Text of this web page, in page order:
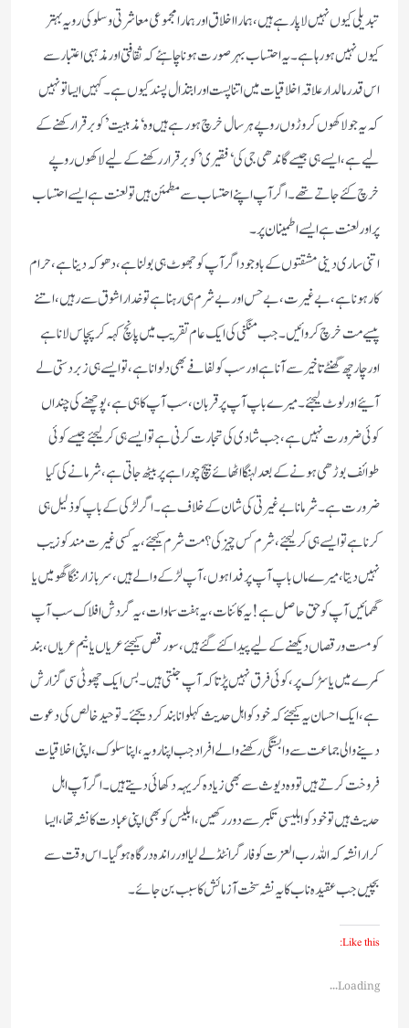
تبدیلی کیوں نہیں لا پارہے ہیں، ہمارا اخلاق اور ہمارا مجموعی معاشرتی و سلوکی رویہ بہتر
کیوں نہیں ہو رہا ہے۔ یہ احتساب بہر صورت ہونا چاہئے کہ ثقافتی اور مذہبی اعتبار سے
اس قدر مالدار علاقہ اخلاقیات میں اتنا پست اور ابتذال پسند کیوں ہے۔کہیں ایسا تو نہیں
کہ یہ جو لاکھوں کروڑوں روپے ہر سال خرچ ہو رہے ہیں وہ ‘مذہبیت’ کو برقرا رکھنے کے
لیے ہے، ایسے ہی جیسے گاندھی جی کی ‘فقیری’ کو برقرار رکھنے کے لیے لاکھوں روپے
خرچ کئے جاتے تھے۔ اگر آپ اپنے احتساب سے مطمئن ہیں تو لعنت ہے ایسے احتساب
پر اور لعنت ہے ایسے اطمینان پر۔
اتنی ساری دینی مشقتوں کے باوجود اگر آپ کو جھوٹ ہی بولنا ہے، دھوکہ دینا ہے، حرام
کار ہونا ہے، بے غیرت، بے حس اور بے شرم ہی رہنا ہے تو خدا را شوق سے رہیں، اتنے
پیسے مت خرچ کروائیں۔ جب منگنی کی ایک عام تقریب میں پانچ کہہ کر پچاس لانا ہے
اور چار چھ گھنٹے تاخیر سے آنا ہے اور سب کو لفافے بھی دلوانا ہے، تو ایسے ہی زبردستی لے
آئیے اور لوٹ لیجئے۔ میرے باپ آپ پر قربان، سب آپ کا ہی ہے، پوچھنے کی چنداں
کوئی ضرورت نہیں ہے، جب شادی کی تجارت کرنی ہے تو ایسے ہی کر لیجئے جیسے کوئی
طوائف بوڑھی ہونے کے بعد لہنگا اٹھائے بیچ چوراہے پر بیٹھ جاتی ہے، شرمانے کی کیا
ضرورت ہے۔ شرمانا بے غیرتی کی شان کے خلاف ہے۔ اگر لڑکی کے باپ کو ذلیل ہی
کرنا ہے تو ایسے ہی کر لیجئے، شرم کس چیز کی؟ مت شرم کیجئے، یہ کسی غیرت مند کو زیب
نہیں دیتا، میرے ماں باپ آپ پر فدا ہوں، آپ لڑکے والے ہیں، سر بازار ننگا گھومیں یا
گھمائیں آپ کو حق حاصل ہے! یہ کائنات، یہ ہفت سماوات، یہ گردش افلاک سب آپ
کو مست و رقصاں دیکھنے کے لیے پیدا کئے گئے ہیں، سو رقص کیجئے عریاں یا نیم عریاں، بند
کمرے میں یا سڑک پر، کوئی فرق نہیں پڑتا کہ آپ جنتی ہیں۔ بس ایک چھوٹی سی گزارش
ہے، ایک احسان یہ کیجئے کہ خود کو اہل حدیث کہلوانا بند کر دیجئے۔ توحید خالص کی دعوت
دینے والی جماعت سے وابستگی رکھنے والے افراد جب اپنا رویہ، اپنا سلوک، اپنی اخلاقیات
فروخت کرتے ہیں تو وہ دیوث سے بھی زیادہ کریہہ دکھائی دیتے ہیں۔ اگر آپ اہل
حدیث ہیں تو خود کو ابلیسی تکبر سے دور رکھیں، ابلیس کو بھی اپنی عبادت کا نشہ تھا، ایسا
کرارا نشہ کہ اللہ رب العزت کو فار گرانٹڈ لے لیا اور راندہ درگاہ ہوگیا۔ اس وقت سے
بچیں جب عقیدہ ناب کا یہ نشہ سخت آزمائش کا سبب بن جائے۔
Like this:
Loading...